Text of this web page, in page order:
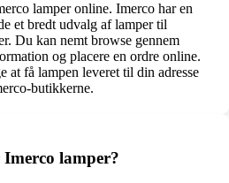
lamper online. Imerco har en
et bredt udvalg af lamper til
Du kan nemt browse gennem
og placere en ordre online.
at få lampen leveret til din adresse
butikkerne.
lamper?